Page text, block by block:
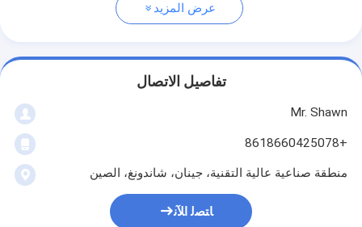
عرض المزيد
تفاصيل الاتصال
Mr. Shawn
+8618660425078
منطقة صناعية عالية التقنية، جينان، شاندونغ، الصين
ﺎﺘﺼﻟ ﺍﻶﻧ